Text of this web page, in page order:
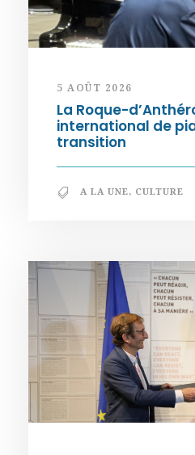
5 AOÛT 2026
La Roque-
international de
transition
A LA UNE, CULTURE